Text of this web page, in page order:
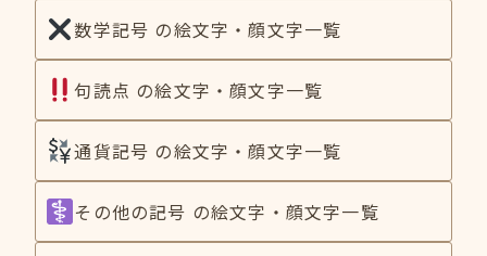
数学記号 の絵文字・顔文字一覧
句読点 の絵文字・顔文字一覧
通貨記号 の絵文字・顔文字一覧
その他の記号 の絵文字・顔文字一覧